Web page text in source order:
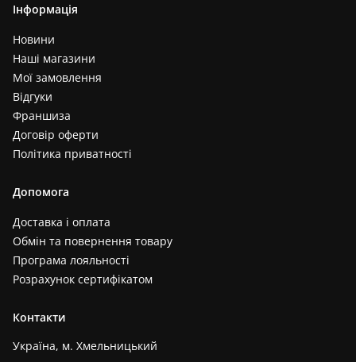
Інформація
Новини
Наші магазини
Мої замовлення
Відгуки
Франшиза
Договір оферти
Політика приватності
Допомога
Доставка і оплата
Обмін та повернення товару
Програма лояльності
Розрахунок сертифікатом
Контакти
Україна, м. Хмельницький